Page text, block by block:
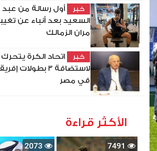
خبر
أول رسالة من عبد
السعيد بعد أنباء عن
مران الزمالك
خبر
اتحاد الكرة يتحرك
لاستضافة 3 بطولات
في مصر
الأكثر قراءة
7491
2073